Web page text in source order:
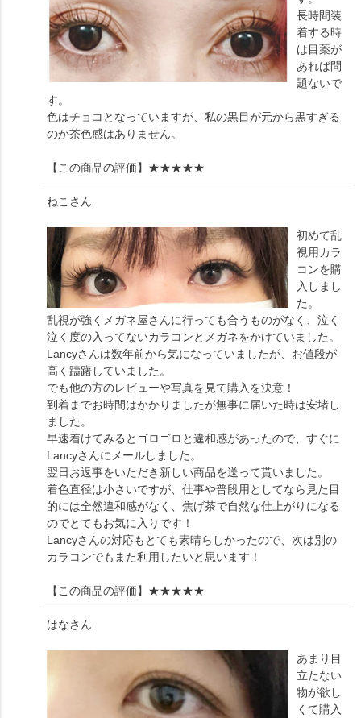
長時間装
着する時
は目薬が
あれば問
題ないで
す。
色はチョコとなっていますが、私の黒目が元から黒すぎる
のか茶色感はありません。
【この商品の評価】 ★★★★★
ねこ さん
初めて乱
視用カラ
コンを購
入しまし
た。
乱視が強くメガネ屋さんに行っても合うものがなく、泣く
泣く度の入ってないカラコンとメガネをかけていました。
Lancyさんは数年前から気になっていましたが、お値段が
高く躊躇していました。
でも他の方のレビューや写真を見て購入を決意！
到着までお時間はかかりましたが無事に届いた時は安堵し
ました。
早速着けてみるとゴロゴロと違和感があったので、すぐに
Lancyさんにメールしました。
翌日お返事をいただき新しい商品を送って貰いました。
着色直径は小さいですが、仕事や普段用としてなら見た目
的には全然違和感がなく、焦げ茶で自然な仕上がりになる
のでとてもお気に入りです！
Lancyさんの対応もとても素晴らしかったので、次は別の
カラコンでもまた利用したいと思います！
【この商品の評価】 ★★★★★
はなさん
あまり目
立たない
物が欲し
くて購入